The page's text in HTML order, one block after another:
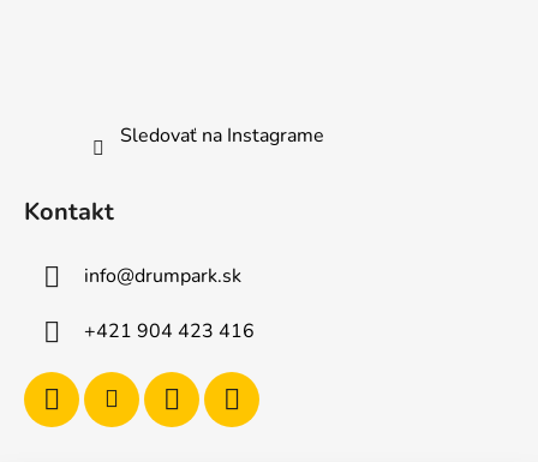
Sledovať na Instagrame
Kontakt
info@drumpark.sk
+421 904 423 416